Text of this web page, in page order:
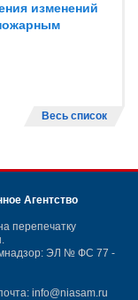
изменений
Весь список
Агентство
перепечатку
ЭЛ № ФС 77 -
info@niasam.ru